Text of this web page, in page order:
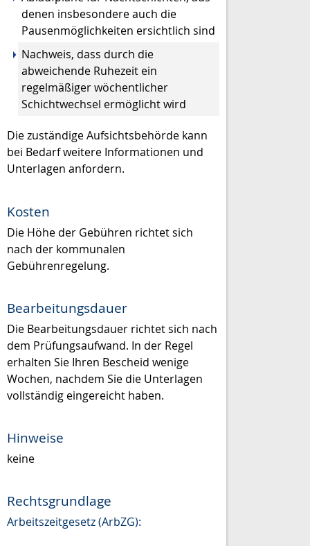
denen insbesondere auch die
Pausenmöglichkeiten ersichtlich sind
Nachweis, dass durch die
abweichende Ruhezeit ein
regelmäßiger wöchentlicher
Schichtwechsel ermöglicht wird
Die zuständige Aufsichtsbehörde kann
bei Bedarf weitere Informationen und
Unterlagen anfordern.
Kosten
Die Höhe der Gebühren richtet sich
nach der kommunalen
Gebührenregelung.
Bearbeitungsdauer
Die Bearbeitungsdauer richtet sich nach
dem Prüfungsaufwand. In der Regel
erhalten Sie Ihren Bescheid wenige
Wochen, nachdem Sie die Unterlagen
vollständig eingereicht haben.
Hinweise
keine
Rechtsgrundlage
Arbeitszeitgesetz (ArbZG):